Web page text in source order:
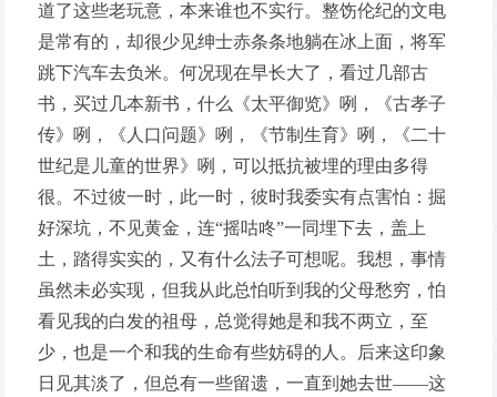
道了这些老玩意，本来谁也不实行。整饬伦纪的文电
是常有的，却很少见绅士赤条条地躺在冰上面，将军
跳下汽车去负米。何况现在早长大了，看过几部古
书，买过几本新书，什么《太平御览》咧，《古孝子
传》咧，《人口问题》咧，《节制生育》咧，《二十
世纪是儿童的世界》咧，可以抵抗被埋的理由多得
很。不过彼一时，此一时，彼时我委实有点害怕：掘
好深坑，不见黄金，连“摇咕咚”一同埋下去，盖上
土，踏得实实的，又有什么法子可想呢。我想，事情
虽然未必实现，但我从此总怕听到我的父母愁穷，怕
看见我的白发的祖母，总觉得她是和我不两立，至
少，也是一个和我的生命有些妨碍的人。后来这印象
日见其淡了，但总有一些留遗，一直到她去世——这